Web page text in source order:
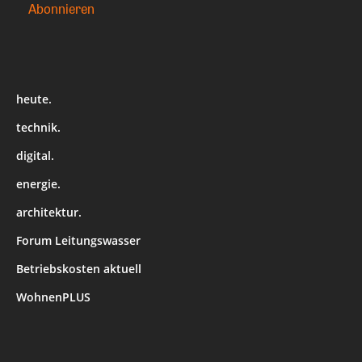
heute.
technik.
digital.
energie.
architektur.
Forum Leitungswasser
Betriebskosten aktuell
WohnenPLUS